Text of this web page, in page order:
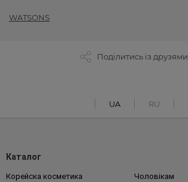
WATSONS
Поділитись із друзями
UA RU
Каталог
Корейска косметика Чоловікам